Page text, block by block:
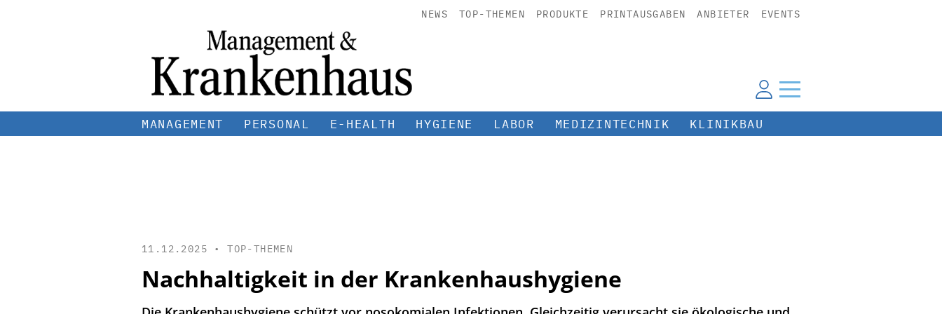
NEWS TOP-THEMEN PRODUKTE PRINTAUSGABEN ANBIETER EVENTS
MANAGEMENT PERSONAL E-HEALTH HYGIENE LABOR MEDIZINTECHNIK KLINIKBAU
11.12.2025 •TOP-THEMEN
Nachhaltigkeit in der Krankenhaushygiene